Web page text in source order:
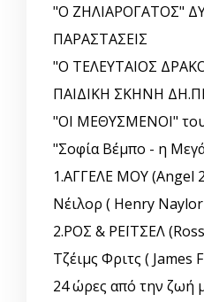
"Ο ΖΗΛΙΑΡΟΓΑΤΟΣ"
ΠΑΡΑΣΤΑΣΕΙΣ
"Ο ΤΕΛΕΥΤΑΙΟΣ
ΠΑΙΔΙΚΗ ΣΚΗΝΗ
"ΟΙ ΜΕΘΥΣΜΕΝΟΙ"
"Σοφία Βέμπο - η
1.ΑΓΓΕΛΕ ΜΟΥ (Angel
Νέιλορ ( Henry
2.ΡΟΣ & ΡΕΪΤΣΕΛ
Τζέιμς Φριτς ( James
24 ώρες από την ζωή